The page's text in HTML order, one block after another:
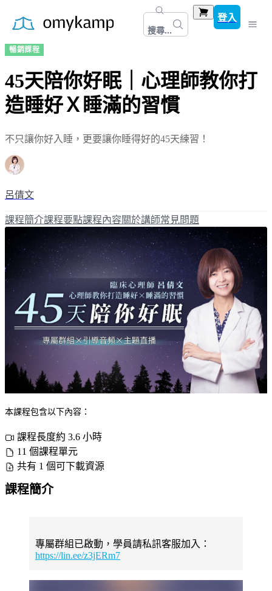
搜尋...
登入
暢銷課程
45天陪你好眠｜心理師教你打
造睡好Ｘ睡滿的習慣
不只讓你好入睡，更要讓你睡得好的45天練習！
呂倩文
課程簡介課程要點課程內容關於講師常見問題
本課程包含以下內容：
課程長度約 3.6 小時
11 個課程單元
共有 1 個可下載資源
課程簡介
專屬群組已啟動，學員請私訊客服加入：
https://lin.ee/z3jERm7